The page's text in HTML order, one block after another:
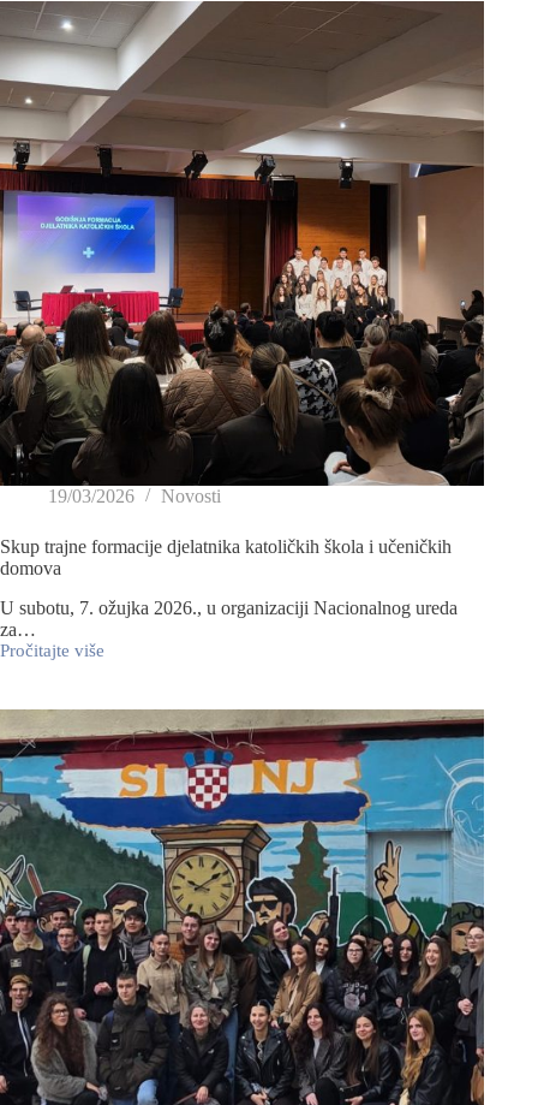
19/03/2026 Novosti
Skup trajne formacije djelatnika katoličkih škola i učeničkih
domova
U subotu, 7. ožujka 2026., u organizaciji Nacionalnog ureda
za…
Pročitajte više